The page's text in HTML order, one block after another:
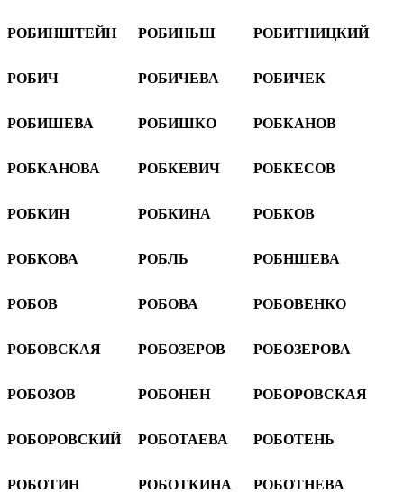
РОБИНШТЕЙН РОБИНЬШ РОБИТНИЦКИЙ
РОБИЧ РОБИЧЕВА РОБИЧЕК
РОБИШЕВА РОБИШКО РОБКАНОВ
РОБКАНОВА РОБКЕВИЧ РОБКЕСОВ
РОБКИН РОБКИНА РОБКОВ
РОБКОВА РОБЛЬ РОБНШЕВА
РОБОВ РОБОВА РОБОВЕНКО
РОБОВСКАЯ РОБОЗЕРОВ РОБОЗЕРОВА
РОБОЗОВ РОБОНЕН РОБОРОВСКАЯ
РОБОРОВСКИЙ РОБОТАЕВА РОБОТЕНЬ
РОБОТИН РОБОТКИНА РОБОТНЕВА